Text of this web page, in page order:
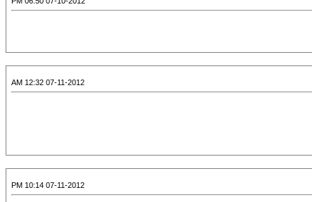
07-11-2012 12:32 AM
07-11-2012 10:14 PM